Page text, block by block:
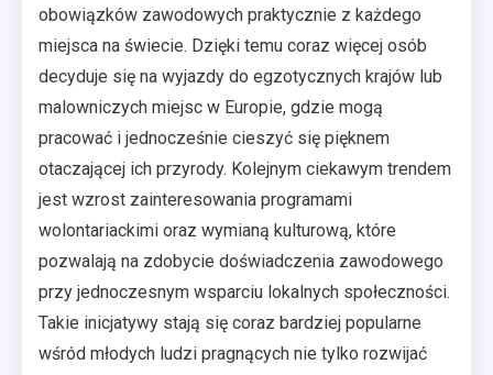
obowiązków zawodowych praktycznie z każdego
miejsca na świecie. Dzięki temu coraz więcej osób
decyduje się na wyjazdy do egzotycznych krajów lub
malowniczych miejsc w Europie, gdzie mogą
pracować i jednocześnie cieszyć się pięknem
otaczającej ich przyrody. Kolejnym ciekawym trendem
jest wzrost zainteresowania programami
wolontariackimi oraz wymianą kulturową, które
pozwalają na zdobycie doświadczenia zawodowego
przy jednoczesnym wsparciu lokalnych społeczności.
Takie inicjatywy stają się coraz bardziej popularne
wśród młodych ludzi pragnących nie tylko rozwijać